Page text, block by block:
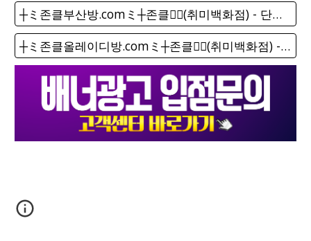
┼ミ존클부산방.comミ┼존클❤️‍🔥(취미백화점) - 단톡방
┼ミ존클올레이디방.comミ┼존클❤️‍🔥(취미백화점) - 단톡방